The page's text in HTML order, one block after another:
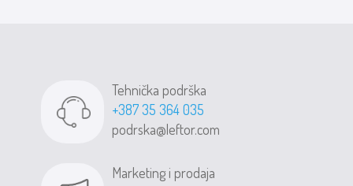
Tehnička podrška
+387 35 364 035
podrska@leftor.com
Marketing i prodaja